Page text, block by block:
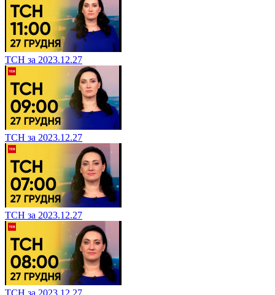
ТСН за 2023.12.27
ТСН за 2023.12.27
ТСН за 2023.12.27
ТСН за 2023.12.27